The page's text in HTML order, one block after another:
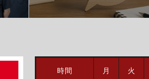
時間 月 火